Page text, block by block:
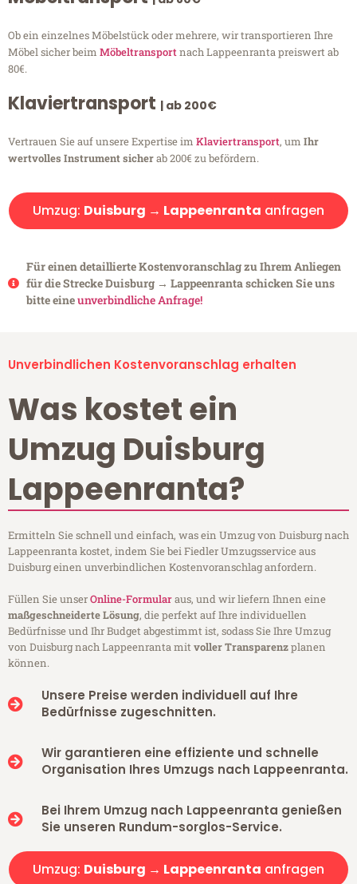
Ob ein einzelnes Möbelstück oder mehrere, wir transportieren Ihre
Möbel sicher beim Möbeltransportnach Lappeenranta preiswert ab
80€.
Klaviertransport | ab 200€
Vertrauen Sie auf unsere Expertise im Klaviertransport, um Ihr
wertvolles Instrument sicherab 200€ zu befördern.
Umzug: Duisburg → Lappeenranta anfragen
Für einen detaillierte Kostenvoranschlag zu Ihrem Anliegen
für die Strecke Duisburg → Lappeenranta schicken Sie uns
bitte eineunverbindliche Anfrage!
Unverbindlichen Kostenvoranschlag erhalten
Was kostet ein
Umzug Duisburg
Lappeenranta?
Ermitteln Sie schnell und einfach, was ein Umzug von Duisburg nach
Lappeenranta kostet, indem Sie bei Fiedler Umzugsservice aus
Duisburg einen unverbindlichen Kostenvoranschlag anfordern.
Füllen Sie unserOnline-Formularaus, und wir liefern Ihnen eine
maßgeschneiderte Lösung, die perfekt auf Ihre individuellen
Bedürfnisse und Ihr Budget abgestimmt ist, sodass Sie Ihre Umzug
von Duisburg nach Lappeenranta mitvoller Transparenzplanen
können.
Unsere Preise werden individuell auf Ihre
Bedürfnisse zugeschnitten.
Wir garantieren eine effiziente und schnelle
Organisation Ihres Umzugs nach Lappeenranta.
Bei Ihrem Umzug nach Lappeenranta genießen
Sie unseren Rundum-sorglos-Service.
Umzug: Duisburg → Lappeenranta anfragen